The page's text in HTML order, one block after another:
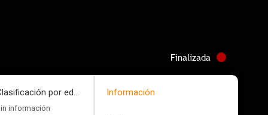
Finalizada
Clasificación por edades
información
Información